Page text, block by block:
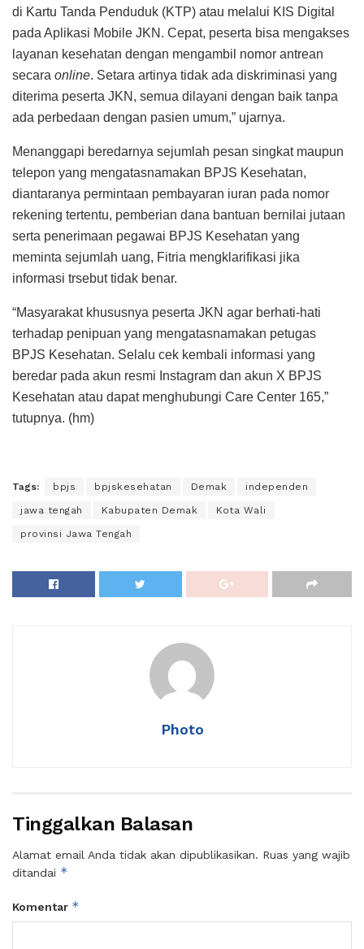
di Kartu Tanda Penduduk (KTP) atau melalui KIS Digital
pada Aplikasi Mobile JKN. Cepat, peserta bisa mengakses
layanan kesehatan dengan mengambil nomor antrean
secara online. Setara artinya tidak ada diskriminasi yang
diterima peserta JKN, semua dilayani dengan baik tanpa
ada perbedaan dengan pasien umum,” ujarnya.
Menanggapi beredarnya sejumlah pesan singkat maupun
telepon yang mengatasnamakan BPJS Kesehatan,
diantaranya permintaan pembayaran iuran pada nomor
rekening tertentu, pemberian dana bantuan bernilai jutaan
serta penerimaan pegawai BPJS Kesehatan yang
meminta sejumlah uang, Fitria mengklarifikasi jika
informasi trsebut tidak benar.
“Masyarakat khususnya peserta JKN agar berhati-hati
terhadap penipuan yang mengatasnamakan petugas
BPJS Kesehatan. Selalu cek kembali informasi yang
beredar pada akun resmi Instagram dan akun X BPJS
Kesehatan atau dapat menghubungi Care Center 165,”
tutupnya. (hm)
Tags: bpjs bpjskesehatan Demak independen
jawa tengah Kabupaten Demak Kota Wali
provinsi Jawa Tengah
Photo
Tinggalkan Balasan
Alamat email Anda tidak akan dipublikasikan. Ruas yang wajib
ditandai *
Komentar *